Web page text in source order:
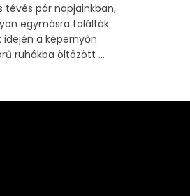
tévés pár napjainkban,
egymásra találták
idején a képernyőn
ruhákba öltözött ...